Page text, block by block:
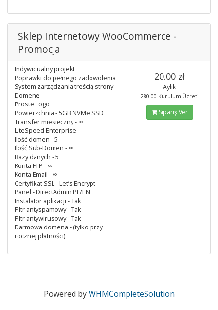
Sklep Internetowy WooCommerce -
Promocja
Indywidualny projekt
Poprawki do pełnego zadowolenia
System zarządzania treścią strony
Domenę
Proste Logo
Powierzchnia - 5GB NVMe SSD
Transfer miesięczny - ∞
LiteSpeed Enterprise
Ilość domen - 5
Ilość Sub-Domen - ∞
Bazy danych - 5
Konta FTP - ∞
Konta Email - ∞
Certyfikat SSL - Let’s Encrypt
Panel - DirectAdmin PL/EN
Instalator aplikacji - Tak
Filtr antyspamowy - Tak
Filtr antywirusowy - Tak
Darmowa domena - (tylko przy
rocznej płatności)
20.00 zł
Aylık
280.00 Kurulum Ücreti
Sipariş Ver
Powered byWHMCompleteSolution